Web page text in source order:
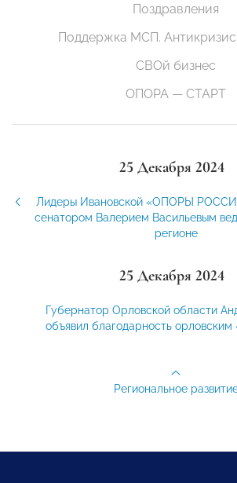
Поздравления
Поддержка МСП.
СВОй бизнес
ОПОРА — СТАРТ
25 Декабря 2024
Лидеры Ивановской «ОПОРЫ
сенатором Валерием Васильевым
регионе
25 Декабря 2024
Губернатор Орловской области
объявил благодарность
Региональное